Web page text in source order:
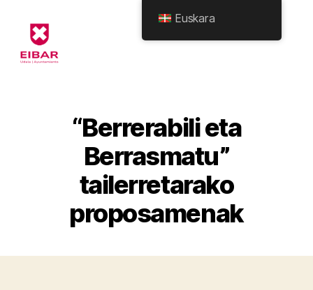
Formularioak“Berrerabili eta
Berrasmatu”
tailerretarako
proposamenak
Euskara